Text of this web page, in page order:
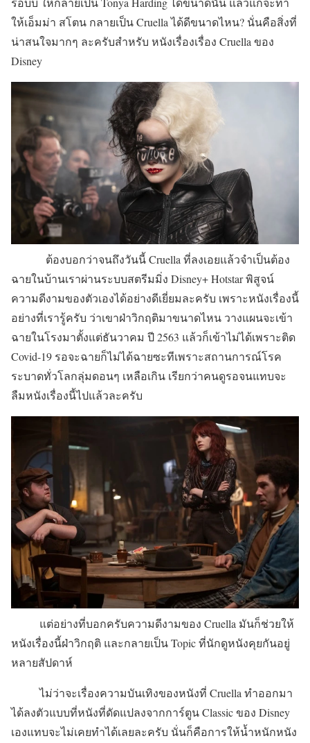
ให้เอ็มม่า สโตน กลายเป็น Cruella ได้ดีขนาดไหน? นั่นคือสิ่งที่
น่าสนใจมากๆ ละครับสำหรับ หนังเรื่องเรื่อง Cruella ของ
Disney
ต้องบอกว่าจนถึงวันนี้ Cruella ที่ลงเอยแล้วจำเป็นต้อง
ฉายในบ้านเราผ่านระบบสตรีมมิ่ง Disney+ Hotstar พิสูจน์
ความดีงามของตัวเองได้อย่างดีเยี่ยมละครับ เพราะหนังเรื่องนี้
อย่างที่เรารู้ครับ ว่าเขาฝ่าวิกฤติมาขนาดไหน วางแผนจะเข้า
ฉายในโรงมาตั้งแต่ธันวาคม ปี 2563 แล้วก็เข้าไม่ได้เพราะติด
Covid-19 รอจะฉายก็ไม่ได้ฉายซะทีเพราะสถานการณ์โรค
ระบาดทั่วโลกลุ่มดอนๆ เหลือเกิน เรียกว่าคนดูรอจนแทบจะ
ลืมหนังเรื่องนี้ไปแล้วละครับ
แต่อย่างที่บอกครับความดีงามของ Cruella มันก็ช่วยให้
หนังเรื่องนี้ฝ่าวิกฤติ และกลายเป็น Topic ที่นักดูหนังคุยกันอยู่
หลายสัปดาห์
ไม่ว่าจะเรื่องความบันเทิงของหนังที่ Cruella ทำออกมา
ได้ลงตัวแบบที่หนังที่ดัดแปลงจากการ์ตูน Classic ของ Disney
เองแทบจะไม่เคยทำได้เลยละครับ นั่นก็คือการให้น้ำหนักหนัง